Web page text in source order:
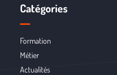
Catégories
Formation
Métier
Actualités